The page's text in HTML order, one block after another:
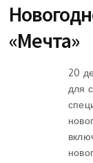
«Мечта»
20
для